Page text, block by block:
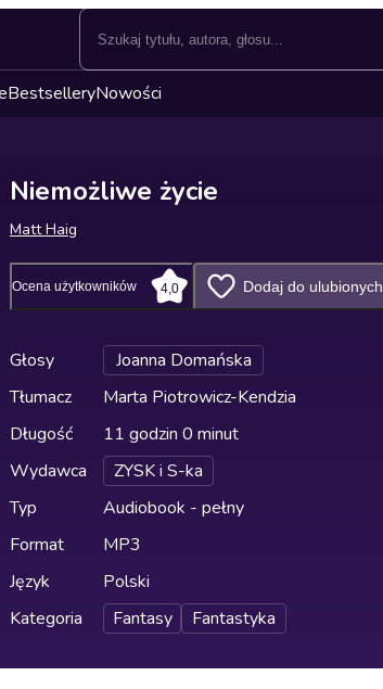
BestselleryNowości
Niemożliwe życie
Matt Haig
Ocena użytkowników 4,0 Dodaj do ulubionych
Głosy
Joanna Domańska
Tłumacz
Marta Piotrowicz-Kendzia
Długość
11 godzin 0 minut
Wydawca
ZYSK i S-ka
Typ
Audiobook - pełny
Format
MP3
Język
Polski
Kategoria
Fantasy Fantastyka